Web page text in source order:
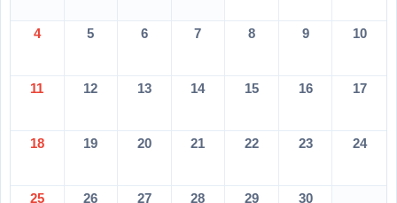
4 5 6 7 8 9 10
11 12 13 14 15 16 17
18 19 20 21 22 23 24
25 26 27 28 29 30